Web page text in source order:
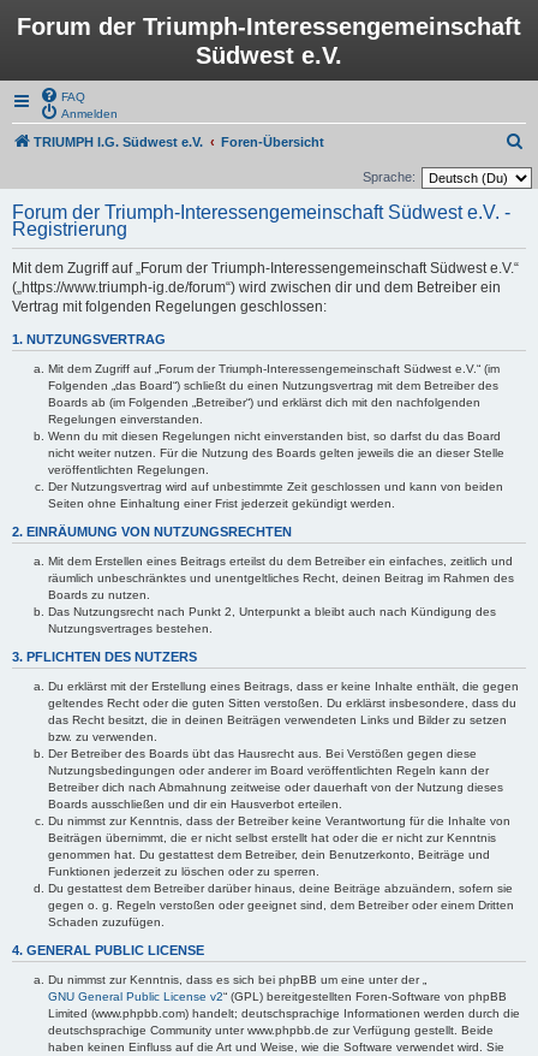
Forum der Triumph-Interessengemeinschaft
Südwest e.V.
FAQ
Anmelden
TRIUMPH I.G. Südwest e.V. Foren-Übersicht
u
Sprache:
Forum der Triumph-Interessengemeinschaft Südwest e.V. -
Registrierung
Mit dem Zugriff auf „Forum der Triumph-Interessengemeinschaft Südwest e.V.“
(„https://www.triumph-ig.de/forum“) wird zwischen dir und dem Betreiber ein
Vertrag mit folgenden Regelungen geschlossen:
1. NUTZUNGSVERTRAG
Mit dem Zugriff auf „Forum der Triumph-Interessengemeinschaft Südwest e.V.“ (im
Folgenden „das Board“) schließt du einen Nutzungsvertrag mit dem Betreiber des
Boards ab (im Folgenden „Betreiber“) und erklärst dich mit den nachfolgenden
Regelungen einverstanden.
Wenn du mit diesen Regelungen nicht einverstanden bist, so darfst du das Board
nicht weiter nutzen. Für die Nutzung des Boards gelten jeweils die an dieser Stelle
veröffentlichten Regelungen.
Der Nutzungsvertrag wird auf unbestimmte Zeit geschlossen und kann von beiden
Seiten ohne Einhaltung einer Frist jederzeit gekündigt werden.
2. EINRÄUMUNG VON NUTZUNGSRECHTEN
Mit dem Erstellen eines Beitrags erteilst du dem Betreiber ein einfaches, zeitlich und
räumlich unbeschränktes und unentgeltliches Recht, deinen Beitrag im Rahmen des
Boards zu nutzen.
Das Nutzungsrecht nach Punkt 2, Unterpunkt a bleibt auch nach Kündigung des
Nutzungsvertrages bestehen.
3. PFLICHTEN DES NUTZERS
Du erklärst mit der Erstellung eines Beitrags, dass er keine Inhalte enthält, die gegen
geltendes Recht oder die guten Sitten verstoßen. Du erklärst insbesondere, dass du
das Recht besitzt, die in deinen Beiträgen verwendeten Links und Bilder zu setzen
bzw. zu verwenden.
Der Betreiber des Boards übt das Hausrecht aus. Bei Verstößen gegen diese
Nutzungsbedingungen oder anderer im Board veröffentlichten Regeln kann der
Betreiber dich nach Abmahnung zeitweise oder dauerhaft von der Nutzung dieses
Boards ausschließen und dir ein Hausverbot erteilen.
Du nimmst zur Kenntnis, dass der Betreiber keine Verantwortung für die Inhalte von
Beiträgen übernimmt, die er nicht selbst erstellt hat oder die er nicht zur Kenntnis
genommen hat. Du gestattest dem Betreiber, dein Benutzerkonto, Beiträge und
Funktionen jederzeit zu löschen oder zu sperren.
Du gestattest dem Betreiber darüber hinaus, deine Beiträge abzuändern, sofern sie
gegen o. g. Regeln verstoßen oder geeignet sind, dem Betreiber oder einem Dritten
Schaden zuzufügen.
4. GENERAL PUBLIC LICENSE
Du nimmst zur Kenntnis, dass es sich bei phpBB um eine unter der „
GNU General Public License v2“ (GPL) bereitgestellten Foren-Software von phpBB
Limited (www.phpbb.com) handelt; deutschsprachige Informationen werden durch die
deutschsprachige Community unter www.phpbb.de zur Verfügung gestellt. Beide
haben keinen Einfluss auf die Art und Weise, wie die Software verwendet wird. Sie